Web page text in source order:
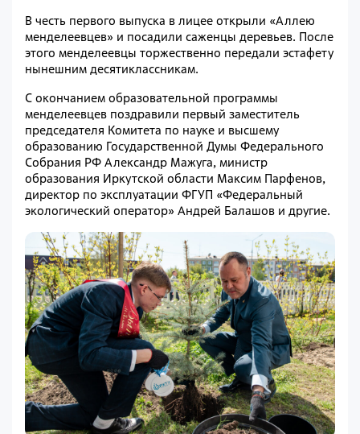
В честь первого выпуска в лицее открыли «Аллею
менделеевцев» и посадили саженцы деревьев. После
этого менделеевцы торжественно передали эстафету
нынешним десятиклассникам.
С окончанием образовательной программы
менделеевцев поздравили первый заместитель
председателя Комитета по науке и высшему
образованию Государственной Думы Федерального
Собрания РФ Александр Мажуга, министр
образования Иркутской области Максим Парфенов,
директор по эксплуатации ФГУП «Федеральный
экологический оператор» Андрей Балашов и другие.